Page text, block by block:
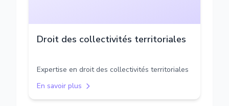
Droit des collectivités territoriales
Expertise en droit des collectivités territoriales
En savoir plus